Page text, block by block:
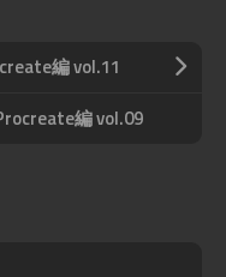
編 vol.11
編 vol.09